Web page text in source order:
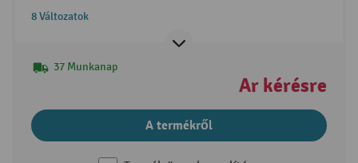
8 Változatok
37 Munkanap
Ár kérésre
A termékről